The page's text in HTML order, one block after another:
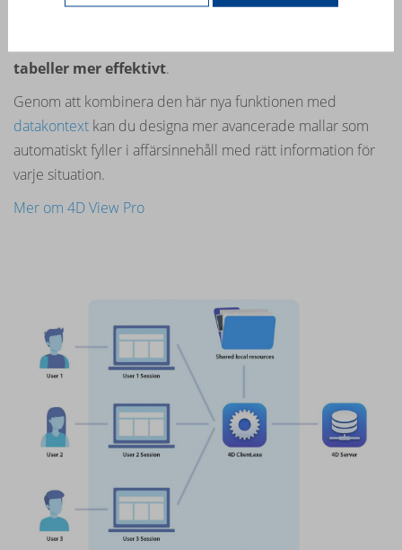
tabeller mer effektivt.
Genom att kombinera den här nya funktionen med
datakontext kan du designa mer avancerade mallar som
automatiskt fyller i affärsinnehåll med rätt information för
varje situation.
Mer om 4D View Pro